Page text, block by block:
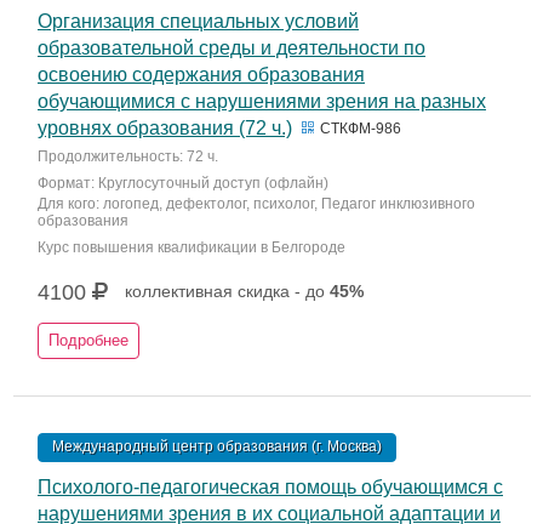
Организация специальных условий
образовательной среды и деятельности по
освоению содержания образования
обучающимися с нарушениями зрения на разных
уровнях образования (72 ч.)
СТКФМ-986
Продолжительность: 72 ч.
Формат: Круглосуточный доступ (офлайн)
Для кого: логопед, дефектолог, психолог, Педагог инклюзивного
образования
Курс повышения квалификации в Белгороде
4100 коллективная скидка - до 45%
Подробнее
Международный центр образования (г. Москва)
Психолого-педагогическая помощь обучающимся с
нарушениями зрения в их социальной адаптации и